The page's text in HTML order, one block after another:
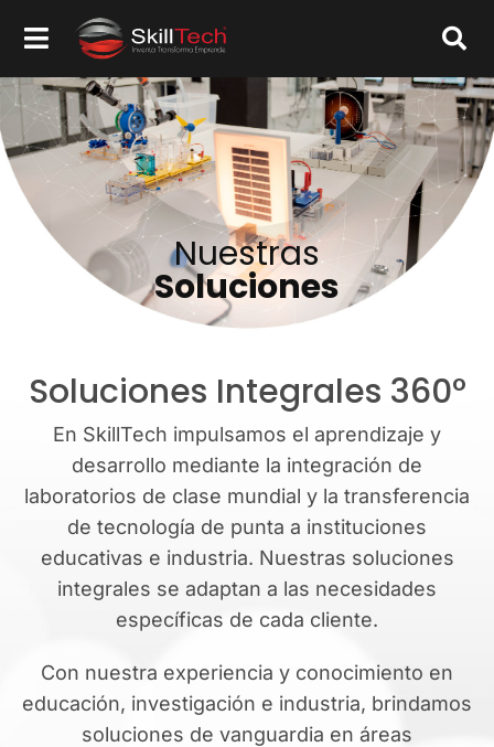
Nuestras
Soluciones
Soluciones Integrales 360°
En SkillTech impulsamos el aprendizaje y
desarrollo mediante la integración de
laboratorios de clase mundial y la transferencia
de tecnología de punta a instituciones
educativas e industria. Nuestras soluciones
integrales se adaptan a las necesidades
específicas de cada cliente.
Con nuestra experiencia y conocimiento en
educación, investigación e industria, brindamos
soluciones de vanguardia en áreas